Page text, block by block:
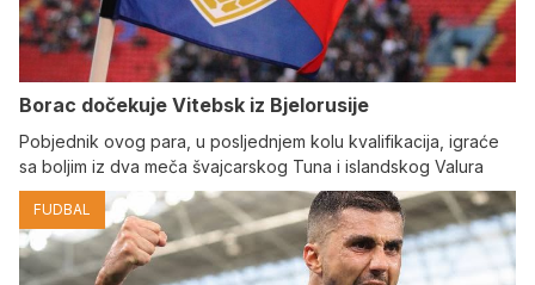
Borac dočekuje Vitebsk iz Bjelorusije
Pobjednik ovog para, u posljednjem kolu kvalifikacija, igraće
sa boljim iz dva meča švajcarskog Tuna i islandskog Valura
FUDBAL